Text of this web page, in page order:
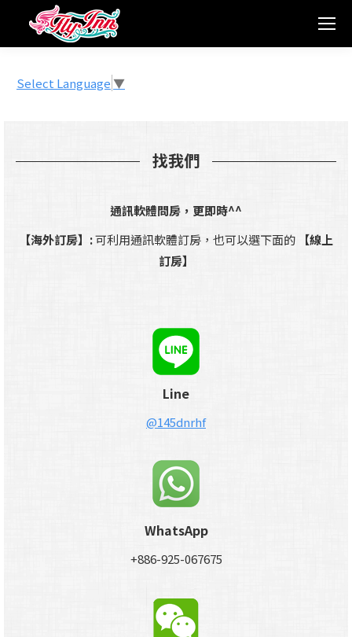
Select Language ▼
找我們
通訊軟體問房，更即時^^
【海外訂房】:可利用通訊軟體訂房，也可以選下面的 【線上
訂房】
Line
@145dnrhf
WhatsApp
+886-925-067675